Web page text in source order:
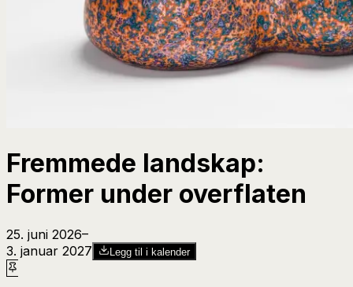
Fremmede landskap:
Former under overflaten
25. juni 2026–​
3. januar 2027
Legg til i kalender